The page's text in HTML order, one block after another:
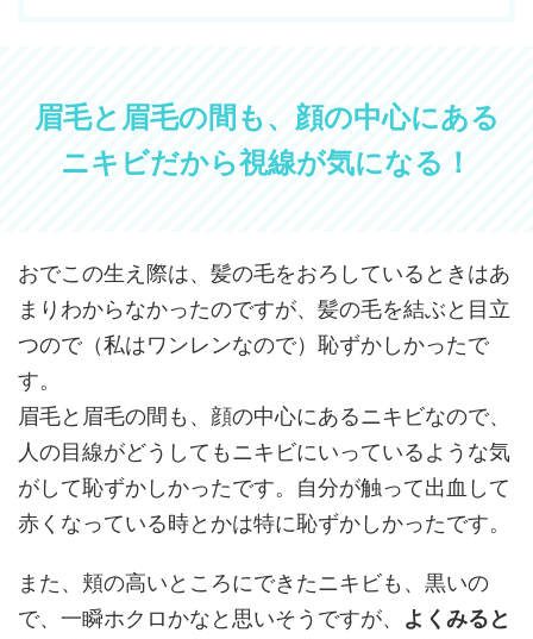
眉毛と眉毛の間も、顔の中心にある
ニキビだから視線が気になる！
おでこの生え際は、髪の毛をおろしているときはあ
まりわからなかったのですが、髪の毛を結ぶと目立
つので（私はワンレンなので）恥ずかしかったで
す。
眉毛と眉毛の間も、顔の中心にあるニキビなので、
人の目線がどうしてもニキビにいっているような気
がして恥ずかしかったです。自分が触って出血して
赤くなっている時とかは特に恥ずかしかったです。
また、頬の高いところにできたニキビも、黒いの
で、一瞬ホクロかなと思いそうですが、 よくみると